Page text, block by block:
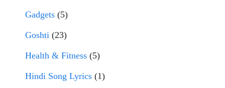
Gadgets (5)
Goshti (23)
Health & Fitness (5)
Hindi Song Lyrics (1)